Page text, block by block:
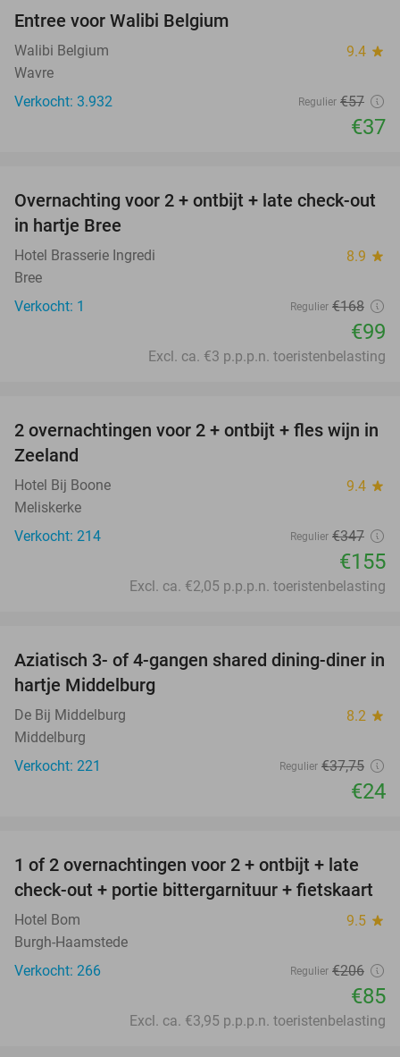
Entree voor Walibi Belgium
Walibi Belgium 9.4 star
Wavre
Verkocht: 3.932
Regulier €57
€37
41%
TODAY
Overnachting voor 2 + ontbijt + late check-out
in hartje Bree
Hotel Brasserie Ingredi 8.9 star
Bree
Verkocht: 1
Regulier €168
€99
Excl. ca. €3 p.p.p.n. toeristenbelasting
55%
2 overnachtingen voor 2 + ontbijt + fles wijn in
Zeeland
Hotel Bij Boone 9.4 star
Meliskerke
Verkocht: 214
Regulier €347
€155
Excl. ca. €2,05 p.p.p.n. toeristenbelasting
36%
Aziatisch 3- of 4-gangen shared dining-diner in
hartje Middelburg
De Bij Middelburg 8.2 star
Middelburg
Verkocht: 221
Regulier €37,75
€24
59%
1 of 2 overnachtingen voor 2 + ontbijt + late
check-out + portie bittergarnituur + fietskaart
Hotel Bom 9.5 star
Burgh-Haamstede
Verkocht: 266
Regulier €206
€85
Excl. ca. €3,95 p.p.p.n. toeristenbelasting